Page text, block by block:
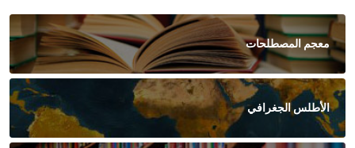
معجم المصطلحات
الأطلس الجغرافي